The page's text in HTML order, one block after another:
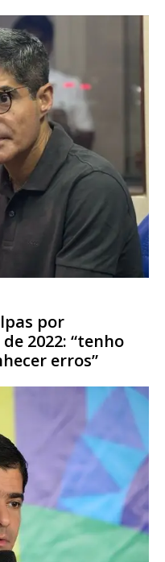
por
2022: “tenho
erros”